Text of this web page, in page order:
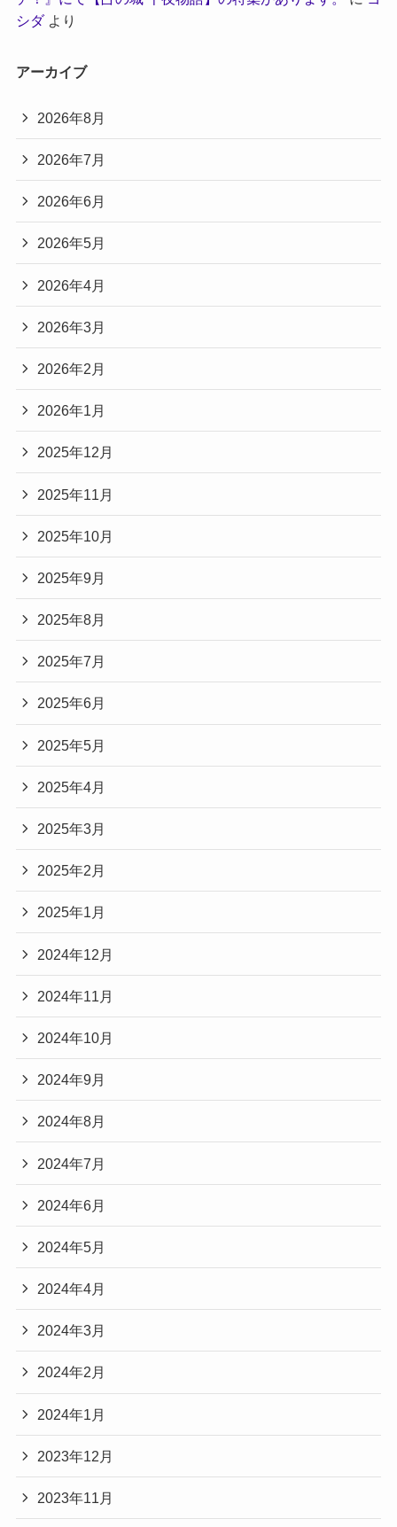
シダより
アーカイブ
2026年8月
2026年7月
2026年6月
2026年5月
2026年4月
2026年3月
2026年2月
2026年1月
2025年12月
2025年11月
2025年10月
2025年9月
2025年8月
2025年7月
2025年6月
2025年5月
2025年4月
2025年3月
2025年2月
2025年1月
2024年12月
2024年11月
2024年10月
2024年9月
2024年8月
2024年7月
2024年6月
2024年5月
2024年4月
2024年3月
2024年2月
2024年1月
2023年12月
2023年11月